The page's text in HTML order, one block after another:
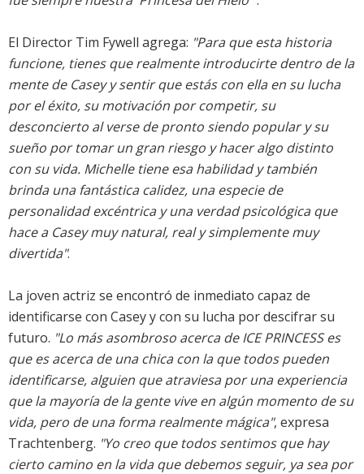
El Director Tim Fywell agrega: "Para que esta historia
funcione, tienes que realmente introducirte dentro de la
mente de Casey y sentir que estás con ella en su lucha
por el éxito, su motivación por competir, su
desconcierto al verse de pronto siendo popular y su
sueño por tomar un gran riesgo y hacer algo distinto
con su vida. Michelle tiene esa habilidad y también
brinda una fantástica calidez, una especie de
personalidad excéntrica y una verdad psicológica que
hace a Casey muy natural, real y simplemente muy
divertida".
La joven actriz se encontró de inmediato capaz de
identificarse con Casey y con su lucha por descifrar su
futuro. "Lo más asombroso acerca de ICE PRINCESS es
que es acerca de una chica con la que todos pueden
identificarse, alguien que atraviesa por una experiencia
que la mayoría de la gente vive en algún momento de su
vida, pero de una forma realmente mágica", expresa
Trachtenberg. "Yo creo que todos sentimos que hay
cierto camino en la vida que debemos seguir, ya sea por